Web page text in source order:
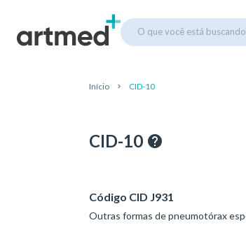
O que você está
Início CID-10
CID-10
Código CID J931
Outras formas de pneumotórax